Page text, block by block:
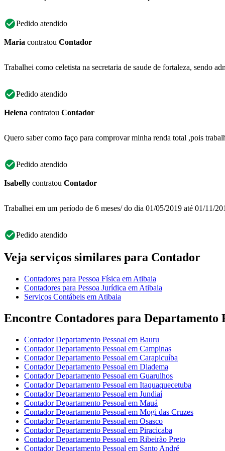
Pedido atendido
Maria contratou Contador
Trabalhei como celetista na secretaria de saude de fortaleza, sendo
Pedido atendido
Helena contratou Contador
Quero saber como faço para comprovar minha renda total ,pois
Pedido atendido
Isabelly contratou Contador
Trabalhei em um período de 6 meses/ do dia 01/05/2019 até 01/11/
Pedido atendido
Veja serviços similares para Contador
Contadores para Pessoa Física em Atibaia
Contadores para Pessoa Jurídica em Atibaia
Serviços Contábeis em Atibaia
Encontre Contadores para Departamento
Contador Departamento Pessoal em Bauru
Contador Departamento Pessoal em Campinas
Contador Departamento Pessoal em Carapicuíba
Contador Departamento Pessoal em Diadema
Contador Departamento Pessoal em Guarulhos
Contador Departamento Pessoal em Itaquaquecetuba
Contador Departamento Pessoal em Jundiaí
Contador Departamento Pessoal em Mauá
Contador Departamento Pessoal em Mogi das Cruzes
Contador Departamento Pessoal em Osasco
Contador Departamento Pessoal em Piracicaba
Contador Departamento Pessoal em Ribeirão Preto
Contador Departamento Pessoal em Santo André